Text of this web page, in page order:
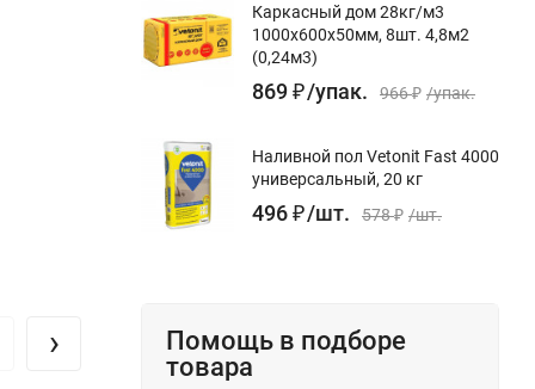
›
Каркасный дом 28кг/м3
1000х600х50мм, 8шт. 4,8м2
(0,24м3)
869₽/упак. 966₽ /упак.
Наливной пол Vetonit Fast 4000
универсальный, 20 кг
496₽/шт. 578₽ /шт.
Помощь в подборе
товара